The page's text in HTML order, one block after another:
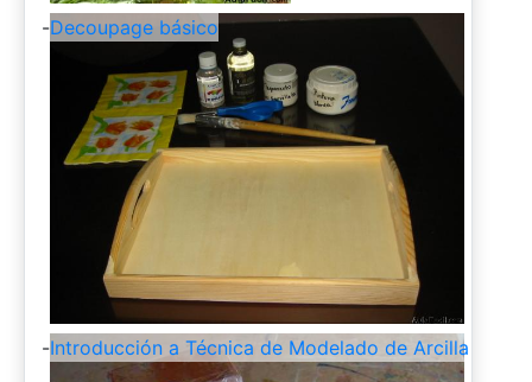
-Decoupage básico
-Introducción a Técnica de Modelado de Arcilla